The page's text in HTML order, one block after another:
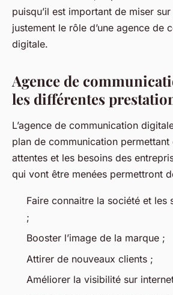
puisqu’il est important de miser
justement le rôle d’une agence de
digitale.
Agence de
les différentes
L’agence de communication
plan de communication
attentes et les besoins des
qui vont être menées permettront
Faire connaitre la société et les
;
Booster l’image de la marque ;
Attirer de nouveaux clients ;
Améliorer la visibilité sur